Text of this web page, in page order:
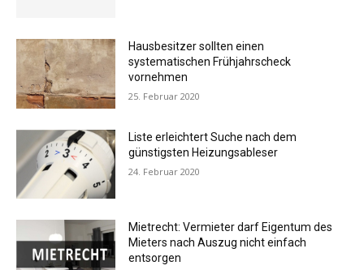
Hausbesitzer sollten einen
systematischen Frühjahrscheck
vornehmen
25. Februar 2020
Liste erleichtert Suche nach dem
günstigsten Heizungsableser
24. Februar 2020
Mietrecht: Vermieter darf Eigentum des
Mieters nach Auszug nicht einfach
entsorgen